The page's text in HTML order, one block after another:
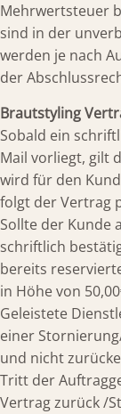
Mehrwertsteuer
sind in der
werden je nach
der
Brautstyling
Sobald ein
Mail vorliegt, gilt
wird für den
folgt der Vertrag
Sollte der Kunde
schriftlich
bereits
in Höhe von
Geleistete
einer
und nicht
Tritt der
Vertrag zurück /